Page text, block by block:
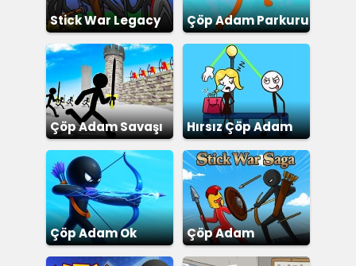
Stick War Legacy Çöp Adam Parkuru
Çöp Adam Savaşı Hırsız Çöp Adam
Çöp Adam Ok
Çöp Adam
Savaşları Destan